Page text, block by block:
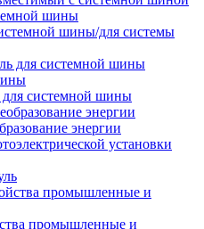
шины
шины/для системы
для системной шины
для системной шины
энергии
установки
промышленные и